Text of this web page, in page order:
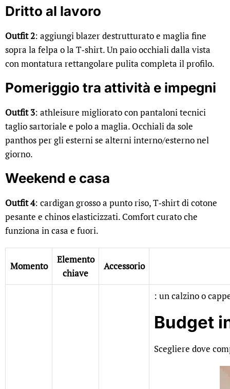
Dritto al lavoro
Outfit 2: aggiungi blazer destrutturato e maglia fine
sopra la felpa o la T‑shirt. Un paio occhiali dalla vista
con montatura rettangolare pulita completa il profilo.
Pomeriggio tra attività e impegni
Outfit 3: athleisure migliorato con pantaloni tecnici
taglio sartoriale e polo a maglia. Occhiali da sole
panthos per gli esterni se alterni interno/esterno nel
giorno.
Weekend e casa
Outfit 4: cardigan grosso a punto riso, T‑shirt di cotone
pesante e chinos elasticizzati. Comfort curato che
funziona in casa e fuori.
Momento
Elemento
chiave
Accessorio
: un calzino o
Budget
Scegliere dove